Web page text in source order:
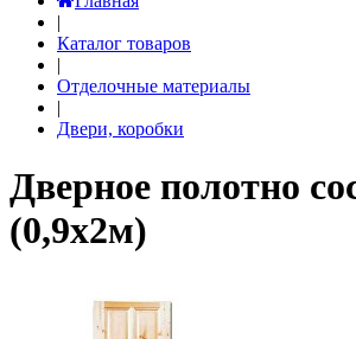
|
Каталог товаров
|
Отделочные материалы
|
Двери, коробки
Дверное полотно
(0,9х2м)